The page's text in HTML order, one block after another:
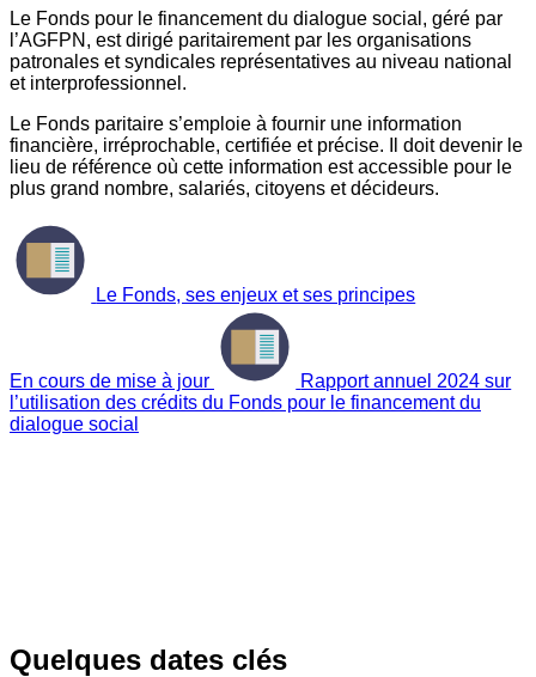
Le Fonds pour le financement du dialogue social, géré par
l’AGFPN, est dirigé paritairement par les organisations
patronales et syndicales représentatives au niveau national
et interprofessionnel.
Le Fonds paritaire s’emploie à fournir une information
financière, irréprochable, certifiée et précise. Il doit devenir le
lieu de référence où cette information est accessible pour le
plus grand nombre, salariés, citoyens et décideurs.
Le Fonds, ses enjeux et ses principes
En cours de mise à jour
Rapport annuel 2024 sur
l’utilisation des crédits du Fonds pour le financement du
dialogue social
Quelques dates clés